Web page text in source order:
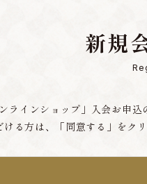
新規
ラインショップ」入会お申込
ける方は、「同意する」をク